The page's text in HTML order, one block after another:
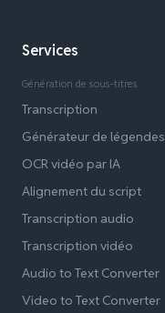
Services
Génération de sous-titres
Transcription
Générateur de légendes
OCR vidéo par IA
Alignement du script
Transcription audio
Transcription vidéo
Audio to Text Converter
Video to Text Converter